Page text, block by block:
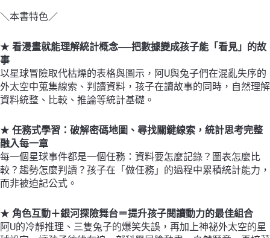
＼本書特色／
★ 看漫畫就能理解統計概念──把數據變成孩子能「看見」的故
事
以星球冒險取代枯燥的表格與圖示，阿U與兔子們在混亂失序的
外太空中蒐集線索、判讀資料，孩子在讀故事的同時，自然理解
資料統整、比較、推論等統計基礎。
★ 任務式學習：破解密碼地圖、尋找關鍵線索，統計思考完整
融入每一章
每一個星球事件都是一個任務：資料要怎麼記錄？圖表怎麼比
較？趨勢怎麼判讀？孩子在「做任務」的過程中累積統計能力，
而非被迫記公式。
★ 角色互動＋銀河探險舞台＝提升孩子閱讀動力的最佳組合
阿U的冷靜推理、三隻兔子的爆笑失誤，再加上神祕外太空的星